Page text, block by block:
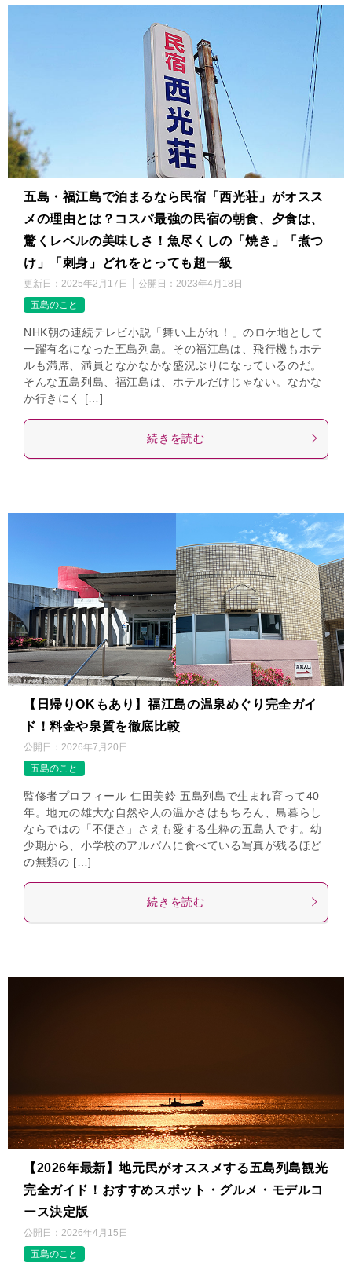
五島・福江島で泊まるなら民宿「西光荘」がオスス
メの理由とは？コスパ最強の民宿の朝食、夕食は、
驚くレベルの美味しさ！魚尽くしの「焼き」「煮つ
け」「刺身」どれをとっても超一級
更新日： 2025年2月17日 公開日： 2023年4月18日
五島のこと
NHK朝の連続テレビ小説「舞い上がれ！」のロケ地として
一躍有名になった五島列島。その福江島は、飛行機もホテ
ルも満席、満員となかなかな盛況ぶりになっているのだ。
そんな五島列島、福江島は、ホテルだけじゃない。なかな
か行きにく […]
続きを読む
【日帰りOKもあり】福江島の温泉めぐり完全ガイ
ド！料金や泉質を徹底比較
公開日： 2026年7月20日
五島のこと
監修者プロフィール 仁田美鈴 五島列島で生まれ育って40
年。地元の雄大な自然や人の温かさはもちろん、島暮らし
ならではの「不便さ」さえも愛する生粋の五島人です。幼
少期から、小学校のアルバムに食べている写真が残るほど
の無類の […]
続きを読む
【2026年最新】地元民がオススメする五島列島観光
完全ガイド！おすすめスポット・グルメ・モデルコ
ース決定版
公開日： 2026年4月15日
五島のこと